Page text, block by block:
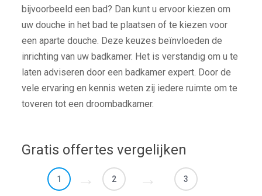
bijvoorbeeld een bad? Dan kunt u ervoor kiezen om
uw douche in het bad te plaatsen of te kiezen voor
een aparte douche. Deze keuzes beïnvloeden de
inrichting van uw badkamer. Het is verstandig om u te
laten adviseren door een badkamer expert. Door de
vele ervaring en kennis weten zij iedere ruimte om te
toveren tot een droombadkamer.
Gratis offertes vergelijken
1 2 3